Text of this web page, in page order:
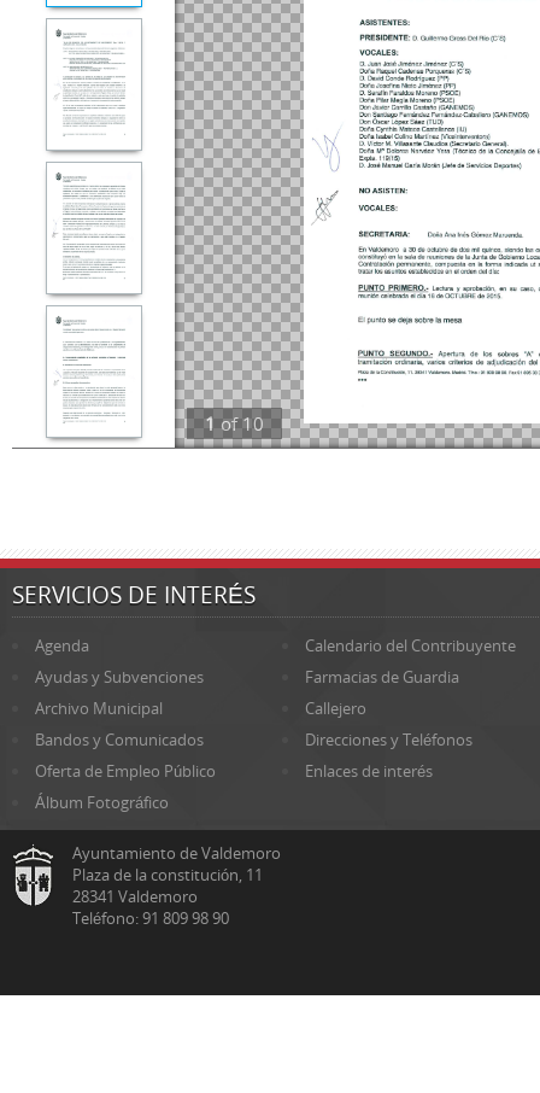
1 of 10
SERVICIOS DE INTERÉS
Agenda
Calendario del Contribuyente
Ayudas y Subvenciones
Farmacias de Guardia
Archivo Municipal
Callejero
Bandos y Comunicados
Direcciones y Teléfonos
Oferta de Empleo Público
Enlaces de interés
Álbum Fotográfico
Ayuntamiento de Valdemoro
Plaza de la constitución, 11
28341 Valdemoro
Teléfono: 91 809 98 90